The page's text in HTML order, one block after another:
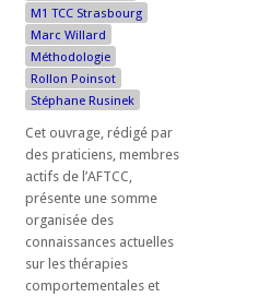
M1 TCC Strasbourg
Marc Willard
Méthodologie
Rollon Poinsot
Stéphane Rusinek
Cet ouvrage, rédigé par
des praticiens, membres
actifs de l’AFTCC,
présente une somme
organisée des
connaissances actuelles
sur les thérapies
comportementales et